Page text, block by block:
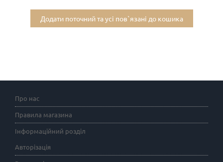
Додати поточний та усі пов`язані до кошика
Про нас
Правила магазина
Інформаційний розділ
Авторізація